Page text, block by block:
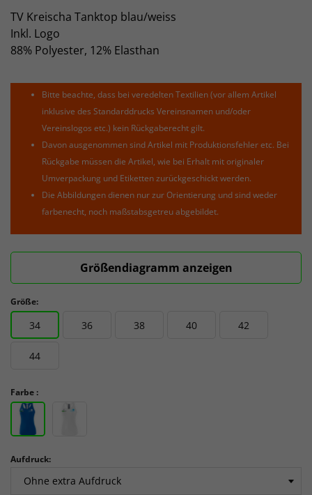
TV Kreischa Tanktop blau/weiss
Inkl. Logo
88% Polyester, 12% Elasthan
Bitte beachte, dass bei veredelten Textilien (vor allem Artikel
inklusive des Standarddrucks Vereinsnamen und/oder
Vereinslogos etc.) kein Rückgaberecht gilt.
Davon ausgenommen sind Artikel mit Produktionsfehler etc. Bei
Rückgabe müssen die Artikel, wie bei Erhalt mit originaler
Umverpackung und Etiketten zurückgeschickt werden.
Die Abbildungen dienen nur zur Orientierung und sind weder
farbenecht, noch maßstabsgetreu abgebildet.
Größendiagramm anzeigen
Größe:
34 36 38 40 42
44
Farbe :
Aufdruck: